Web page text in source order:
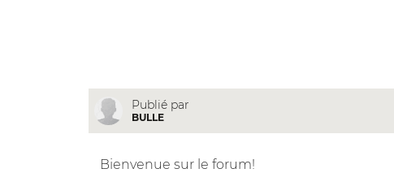
Publié par
BULLE
Bienvenue sur le forum!